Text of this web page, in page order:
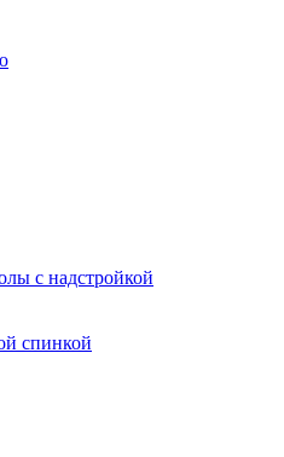
с надстройкой
спинкой